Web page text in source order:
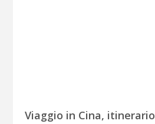
Viaggio in Cina,